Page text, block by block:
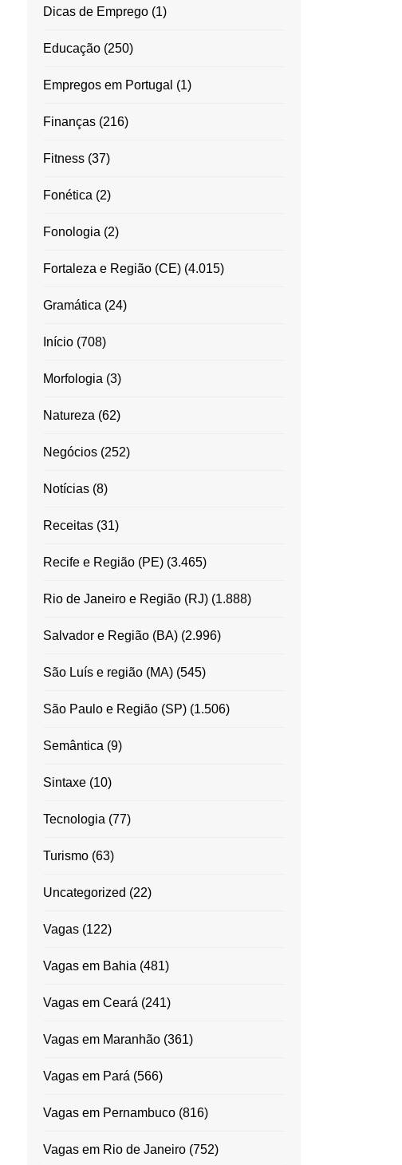
Dicas de Emprego(1)
Educação(250)
Empregos em Portugal (1)
Finanças(216)
Fitness(37)
Fonética (2)
Fonologia (2)
Fortaleza e Região (CE)(4.015)
Gramática (24)
Início(708)
Morfologia (3)
Natureza (62)
Negócios(252)
Notícias(8)
Receitas(31)
Recife e Região (PE)(3.465)
Rio de Janeiro e Região (RJ)(1.888)
Salvador e Região (BA)(2.996)
São Luís e região (MA)(545)
São Paulo e Região (SP)(1.506)
Semântica (9)
Sintaxe(10)
Tecnologia (77)
Turismo(63)
Uncategorized (22)
Vagas(122)
Vagas em Bahia (481)
Vagas em Ceará (241)
Vagas em Maranhão(361)
Vagas em Pará (566)
Vagas em Pernambuco(816)
Vagas em Rio de Janeiro(752)